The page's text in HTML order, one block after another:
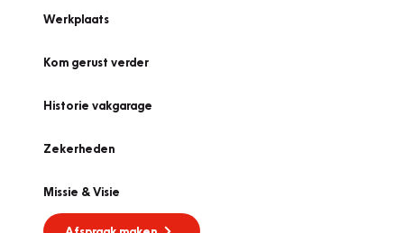
Werkplaats
Kom gerust verder
Historie vakgarage
Zekerheden
Missie & Visie